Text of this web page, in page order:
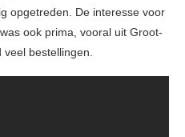
opgetreden. De interesse voor
ook prima, vooral uit Groot-
veel bestellingen.